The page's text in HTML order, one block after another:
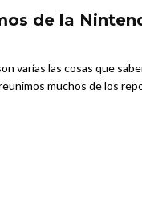
de la
varías las cosas que
muchos de los